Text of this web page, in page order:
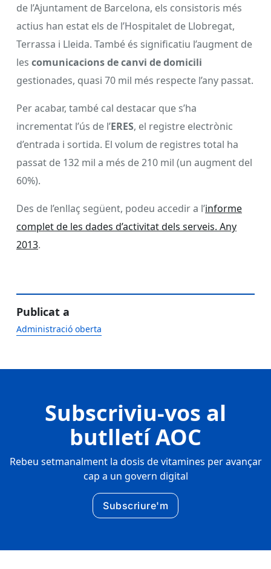
de l’Ajuntament de Barcelona, els consistoris més
actius han estat els de l’Hospitalet de Llobregat,
Terrassa i Lleida. També és significatiu l’augment de
les comunicacions de canvi de domicili
gestionades, quasi 70 mil més respecte l’any passat.
Per acabar, també cal destacar que s’ha
incrementat l’ús de l’ERES, el registre electrònic
d’entrada i sortida. El volum de registres total ha
passat de 132 mil a més de 210 mil (un augment del
60%).
Des de l’enllaç següent, podeu accedir a l’informe
complet de les dades d’activitat dels serveis. Any
2013.
Publicat a
Administració oberta
Subscriviu-vos al
butlletí AOC
Rebeu setmanalment la dosis de vitamines per avançar
cap a un govern digital
Subscriure'm